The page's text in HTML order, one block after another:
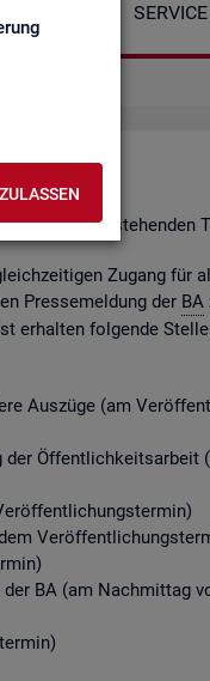
SERVICE
den unten ste­hen­den
Zu­gang für
Pres­se­mel­dung der BA
er­hal­ten fol­gen­de
Aus­zü­ge (am
der
BA (am Nach­mit­tag